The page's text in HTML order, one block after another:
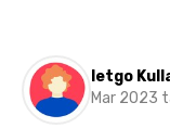
letgo
Mar 2023